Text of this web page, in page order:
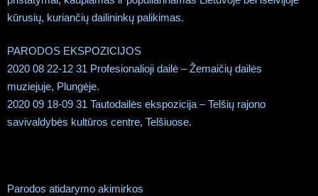
kūrusių, kuriančių dailininkų palikimas.
PARODOS EKSPOZICIJOS
2020 08 22-12 31 Profesionalioji dailė – Žemaičių dailės
muziejuje, Plungėje.
2020 09 18-09 31 Tautodailės ekspozicija – Telšių rajono
savivaldybės kultūros centre, Telšiuose.
Parodos atidarymo akimirkos